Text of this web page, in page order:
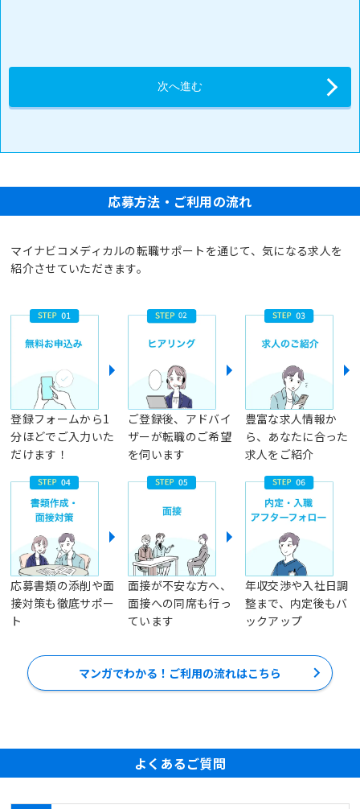
応募方法・ご利用の流れ
マイナビコメディカルの転職サポートを通じて、気になる求人を
紹介させていただきます。
登録フォームから1
分ほどでご入力いた
だけます！
ご登録後、アドバイ
ザーが転職のご希望
を伺います
豊富な求人情報か
ら、あなたに合った
求人をご紹介
応募書類の添削や面
接対策も徹底サポー
ト
面接が不安な方へ、
面接への同席も行っ
ています
年収交渉や入社日調
整まで、内定後もバ
ックアップ
マンガでわかる！ご利用の流れはこちら
よくあるご質問